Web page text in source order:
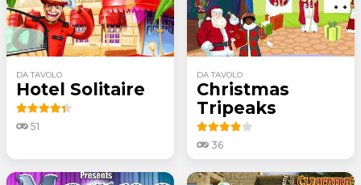
DA TAVOLO
Hotel Solitaire
51
DA TAVOLO
Christmas
Tripeaks
36